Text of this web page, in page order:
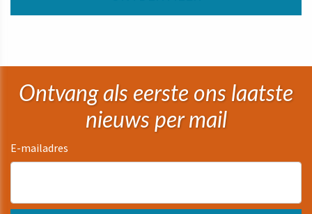
Ontvang als eerste ons laatste
nieuws per mail
E-mailadres